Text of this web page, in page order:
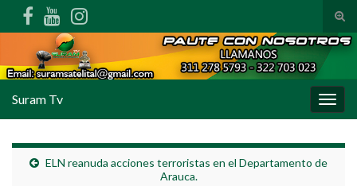
Suram Tv
ELN reanuda acciones terroristas en el Departamento de
Arauca.